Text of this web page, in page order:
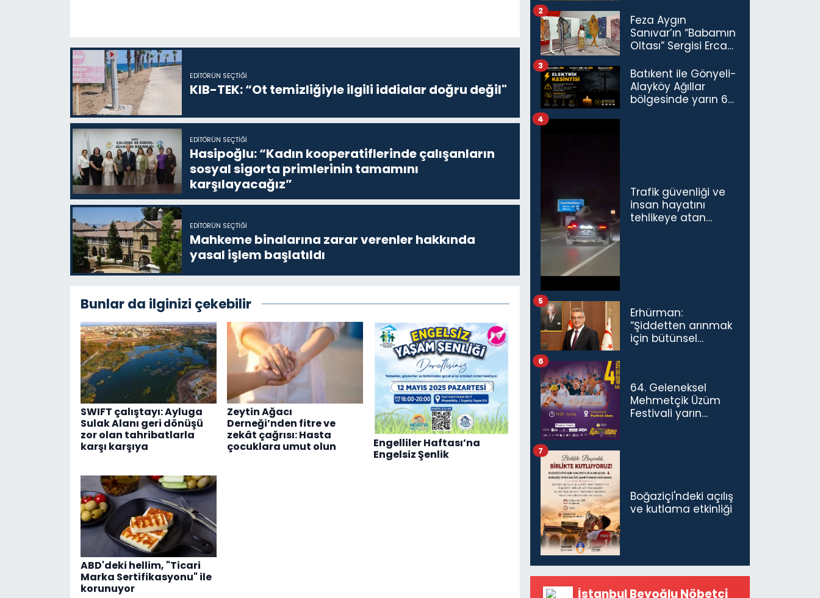
EDITÖRÜN SEÇTIĞI
KIB-TEK: “Ot temizliğiyle ilgili iddialar doğru değil"
EDITÖRÜN SEÇTIĞI
Hasipoğlu: “Kadın kooperatiflerinde çalışanların
sosyal sigorta primlerinin tamamını
karşılayacağız”
EDITÖRÜN SEÇTIĞI
Mahkeme binalarına zarar verenler hakkında
yasal işlem başlatıldı
Bunlar da ilginizi çekebilir
SWIFT çalıştayı: Ayluga
Sulak Alanı geri dönüşü
zor olan tahribatlarla
karşı karşıya
Zeytin Ağacı
Derneği’nden fitre ve
zekât çağrısı: Hasta
çocuklara umut olun
Engelliler Haftası’na
Engelsiz Şenlik
ABD'deki hellim, "Ticari
Marka Sertifikasyonu" ile
korunuyor
Feza Aygın
Sanıvar’ın “Babamın
Oltası” Sergisi Ercan
Açıldı
2
Batıkent ile Gönyeli-
Alayköy Ağıllar
bölgesinde yarın 6
3
Trafik güvenliği ve
insan hayatını
tehlikeye atan
4
Erhürman:
“Şiddetten arınmak
için bütünsel
5
64. Geleneksel
Mehmetçik Üzüm
Festivali yarın
6
Boğaziçi'ndeki açılış
ve kutlama etkinliği
7
İstanbul Beyoğlu Nöbetçi